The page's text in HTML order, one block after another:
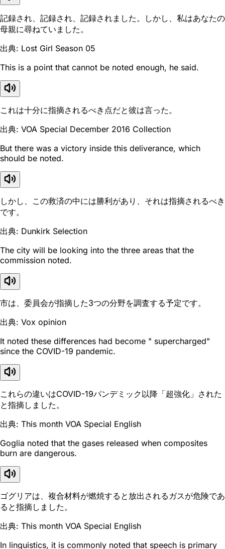
記録され、記録され、記録されました。しかし、私はあなたの
母親に尋ねていました。
出典: Lost Girl Season 05
This is a point that cannot be noted enough, he said.
これは十分に指摘されるべき点だと彼は言った。
出典: VOA Special December 2016 Collection
But there was a victory inside this deliverance, which
should be noted.
しかし、この救済の中には勝利があり、それは指摘されるべき
です。
出典: Dunkirk Selection
The city will be looking into the three areas that the
commission noted.
市は、委員会が指摘した3つの分野を調査する予定です。
出典: Vox opinion
It noted these differences had become " supercharged"
since the COVID-19 pandemic.
これらの違いはCOVID-19パンデミック以降「超強化」された
と指摘しました。
出典: This month VOA Special English
Goglia noted that the gases released when composites
burn are dangerous.
ゴグリアは、複合材料が燃焼すると放出されるガスが危険であ
ると指摘しました。
出典: This month VOA Special English
In linguistics, it is commonly noted that speech is primary